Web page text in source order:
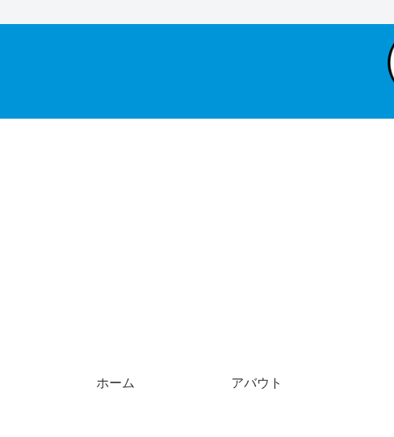
ホーム アバウト